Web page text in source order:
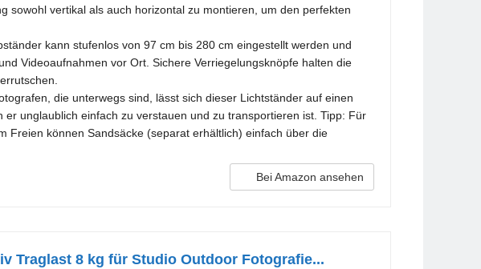
sowohl vertikal als auch horizontal zu montieren, um den perfekten
kann stufenlos von 97 cm bis 280 cm eingestellt werden und
Videoaufnahmen vor Ort. Sichere Verriegelungsknöpfe halten die
die unterwegs sind, lässt sich dieser Lichtständer auf einen
unglaublich einfach zu verstauen und zu transportieren ist. Tipp: Für
Freien können Sandsäcke (separat erhältlich) einfach über die
Bei Amazon ansehen
Traglast 8 kg für Studio Outdoor Fotografie...